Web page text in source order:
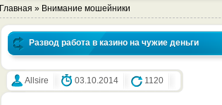
Главная » Внимание мошейники
Развод работа в казино на чужие деньги
Allsire 03.10.2014 1120